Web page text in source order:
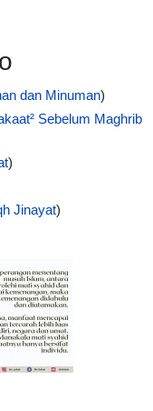
dan Minuman)
Sebelum Maghrib
)
Jinayat)